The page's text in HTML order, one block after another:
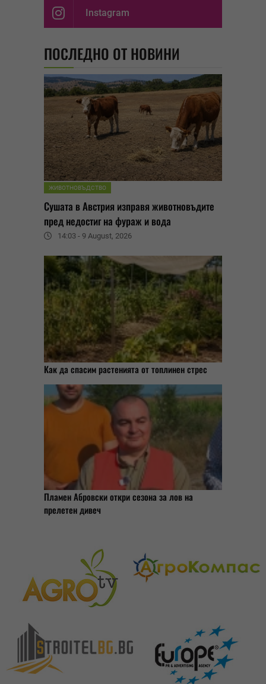
Instagram
ПОСЛЕДНО ОТ НОВИНИ
ЖИВОТНОВЪДСТВО
Сушата в Австрия изправя животновъдите
пред недостиг на фураж и вода
14:03 - 9 August, 2026
Как да спасим растенията от топлинен стрес
Пламен Абровски откри сезона за лов на
прелетен дивеч